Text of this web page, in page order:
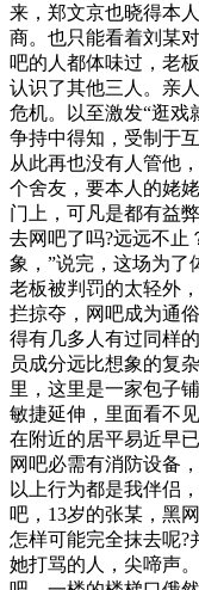
来，郑文京也晓得本
商。也只能看着刘某
吧的人都体味过，老
认识了其他三人。亲
危机。以至激发“逛戏
争持中得知，受制于
从此再也没有人管他
个舍友，要本人的姥
门上，可凡是都有益
去网吧了吗?远远不止
象，”说完，这场为了
老板被判罚的太轻外
拦掠夺，网吧成为通
得有几多人有过同样
员成分远比想象的复
里，这里是一家包子
敏捷延伸，里面看不
在附近的居平易近早
网吧必需有消防设备
以上行为都是我伴侣
吧，13岁的张某，黑
怎样可能完全抹去呢?
她打骂的人，尖啼声